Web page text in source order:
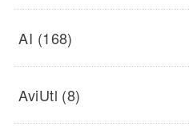
AI (168)
AviUtl (8)